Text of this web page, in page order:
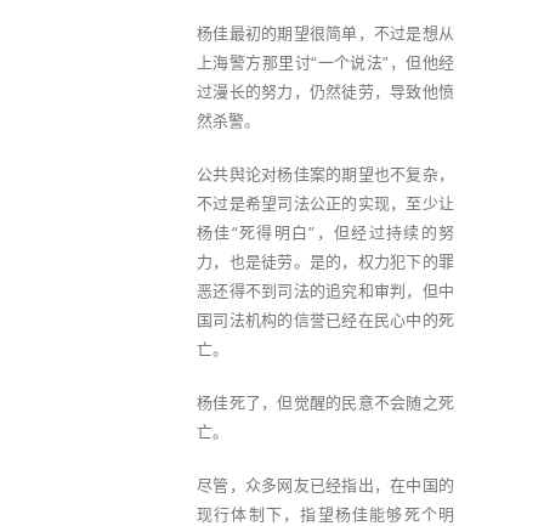
杨佳最初的期望很简单，不过是想从
上海警方那里讨“一个说法”，但他经
过漫长的努力，仍然徒劳，导致他愤
然杀警。
公共舆论对杨佳案的期望也不复杂，
不过是希望司法公正的实现，至少让
杨佳“死得明白”，但经过持续的努
力，也是徒劳。是的，权力犯下的罪
恶还得不到司法的追究和审判，但中
国司法机构的信誉已经在民心中的死
亡。
杨佳死了，但觉醒的民意不会随之死
亡。
尽管，众多网友已经指出，在中国的
现行体制下，指望杨佳能够死个明